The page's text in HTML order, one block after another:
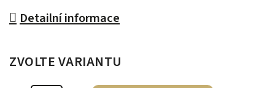
Detailní informace
ZVOLTE VARIANTU